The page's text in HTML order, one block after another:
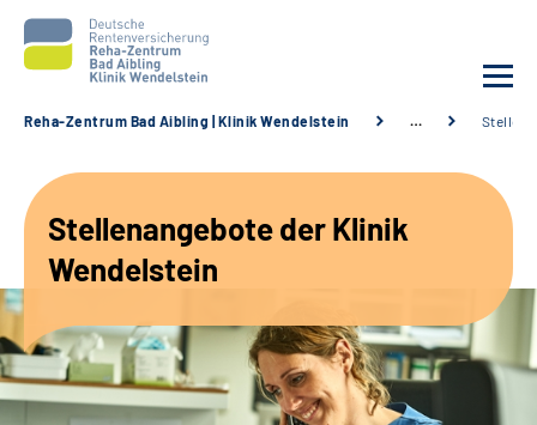
Unsere Angebote
Karriere
Reha-Zentrum Bad Aibling | Klinik Wendelstein …
Stellenangebote der Klinik
Wendelstein